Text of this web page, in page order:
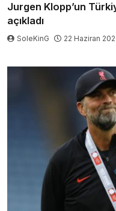
Jurgen Klopp’un
açıkladı
SoleKinG 22 Haziran